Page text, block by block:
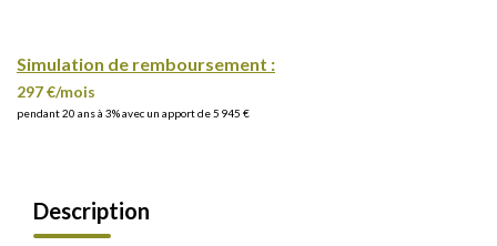
Simulation de remboursement :
297 €/mois
pendant 20 ans à 3% avec un apport de 5 945 €
Description